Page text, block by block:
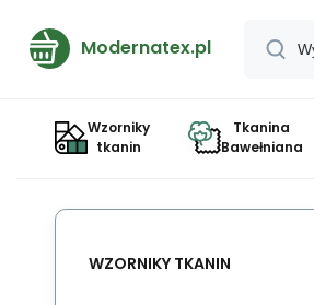
Modernatex.pl
Wzorniky
tkanin
Tkanina
Bawełniana
WZORNIKY TKANIN